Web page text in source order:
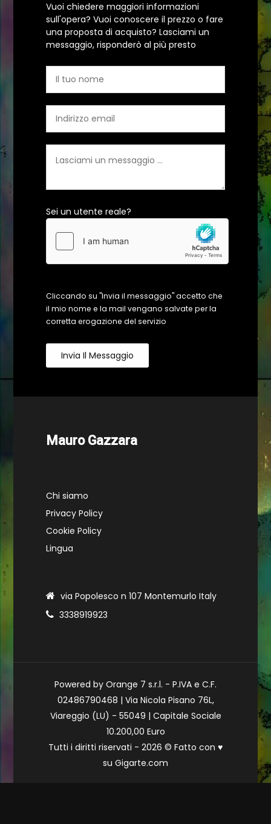
Vuoi chiedere maggiori informazioni
sull'opera? Vuoi conoscere il prezzo o fare
una proposta di acquisto? Lasciami un
messaggio, risponderò al più presto
Sei un utente reale?
Cliccando su "Invia il messaggio" accetto che
il mio nome e la mail vengano salvate per la
corretta erogazione del servizio
Invia Il Messaggio
Mauro Gazzara
Chi siamo
Privacy Policy
Cookie Policy
Lingua
via Popolesco n 107 Montemurlo Italy
3338919923
Powered by Orange 7 s.r.l. - P.IVA e C.F.
02486790468 | Via Nicola Pisano 76L,
Viareggio (LU) - 55049 | Capitale Sociale
10.200,00 Euro
Tutti i diritti riservati - 2026 © Fatto con ♥
su Gigarte.com